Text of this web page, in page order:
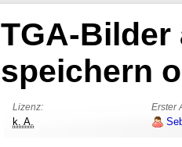
TGA-Bilder
speichern
Lizenz: Erster
k. A.